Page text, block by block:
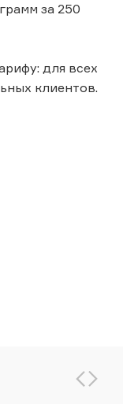
за 250
для всех
клиентов.